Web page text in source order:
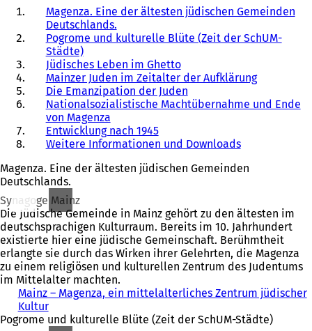
Magenza. Eine der ältesten jüdischen Gemeinden
Deutschlands.
Pogrome und kulturelle Blüte (Zeit der SchUM-
Städte)
Jüdisches Leben im Ghetto
Mainzer Juden im Zeitalter der Aufklärung
Die Emanzipation der Juden
Nationalsozialistische Machtübernahme und Ende
von Magenza
Entwicklung nach 1945
Weitere Informationen und Downloads
Magenza. Eine der ältesten jüdischen Gemeinden
Deutschlands.
Synagoge Mainz
Die Jüdische Gemeinde in Mainz gehört zu den ältesten im
deutschsprachigen Kulturraum. Bereits im 10. Jahrhundert
existierte hier eine jüdische Gemeinschaft. Berühmtheit
erlangte sie durch das Wirken ihrer Gelehrten, die Magenza
zu einem religiösen und kulturellen Zentrum des Judentums
im Mittelalter machten.
Mainz – Magenza, ein mittelalterliches Zentrum jüdischer
Kultur
Pogrome und kulturelle Blüte (Zeit der SchUM-Städte)